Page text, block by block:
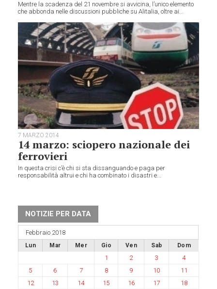
Mentre la scadenza del 21 novembre si avvicina, l’unico elemento
che abbonda nelle discussioni pubbliche su Alitalia, oltre ai...
7 MARZO 2014
14 marzo: sciopero nazionale dei
ferrovieri
In questa crisi c’è chi si sta dissanguando e paga per
responsabilità altrui e chi ha combinato i disastri e...
NOTIZIE PER DATA
Febbraio 2018
Lun Mar Mer Gio Ven Sab Dom
1 2 3
4
5
6 7 8 9 10
11
12
13 14 15 16 17
18